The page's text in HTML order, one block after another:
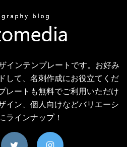
インテンプレートです。お好み
して、名刺作成にお役立てくだ
レートも無料でご利用いただけ
イン、個人向けなどバリエーシ
ラインナップ！